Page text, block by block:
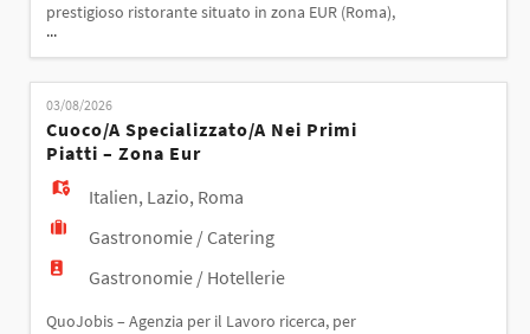
prestigioso ristorante situato in zona EUR (Roma),
un/una: Griglista esperto/a La risorsa sarà inserita
all'interno della brigata di cucina e si occuperà della
preparazione e della cottura di carni pregiate alla
griglia, garantendo elevati standard qualitativi,
precisione nell'esecuzione e attenzione a
...
03/08/2026
Cuoco/a Specializzato/a Nei Primi
Piatti – Zona Eur
Italien, Lazio, Roma
Gastronomie / Catering
Gastronomie / Hotellerie
QuoJobis – Agenzia per il Lavoro ricerca, per